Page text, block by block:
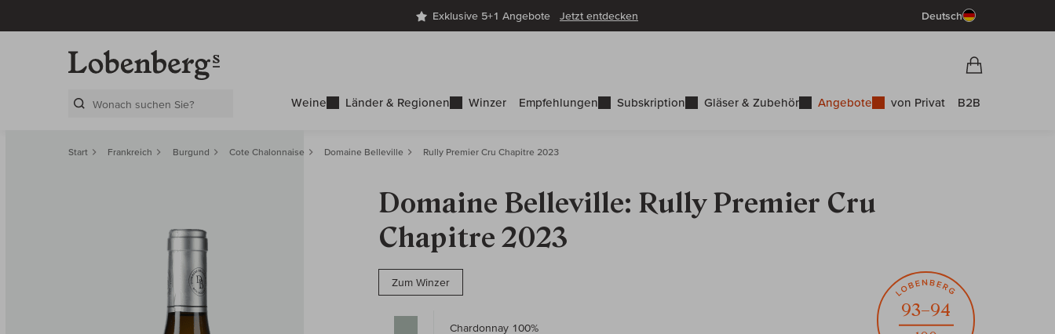
Exklusive 5+1 Angebote Jetzt entdecken Deutsch
Weine Länder & Regionen Winzer Empfehlungen Subskription Gläser & Zubehör Angebote von Privat B2B
Start Frankreich Burgund Cote Chalonnaise Domaine Belleville Rully Premier Cru Chapitre 2023
Domaine Belleville: Rully Premier Cru
Chapitre 2023
Zum Winzer
93–94
Chardonnay 100%